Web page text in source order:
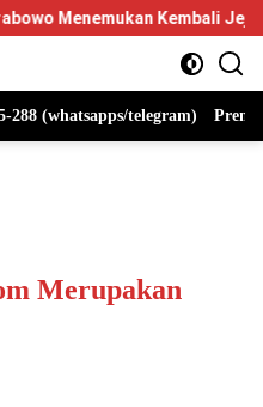
Kembali Jejak Sejarah IPDN
288 (whatsapps/telegram)
Merupakan